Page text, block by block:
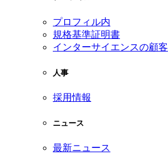
プロフィル内
規格基準証明書
インターサイエンスの顧客
人事
採用情報
ニュース
最新ニュース